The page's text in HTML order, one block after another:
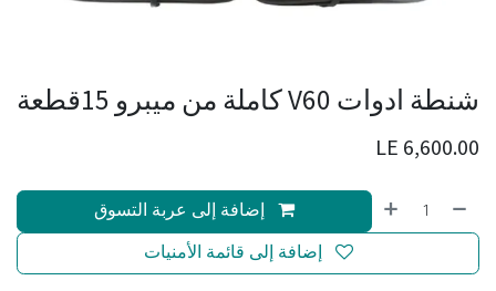
شنطة ادوات V60 كاملة من ميبرو 15قطعة
6,600.00
إضافة إلى عربة التسوق
إضافة إلى قائمة الأمنيات